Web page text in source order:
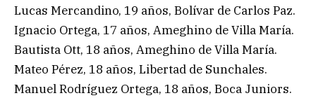
Lucas Mercandino, 19 años, Bolívar de Carlos Paz.
Ignacio Ortega, 17 años, Ameghino de Villa María.
Bautista Ott, 18 años, Ameghino de Villa María.
Mateo Pérez, 18 años, Libertad de Sunchales.
Manuel Rodríguez Ortega, 18 años, Boca Juniors.